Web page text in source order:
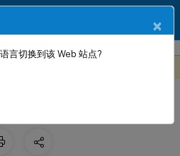
AppExpert
重写模块规则
×
言切换到该 Web 站点?